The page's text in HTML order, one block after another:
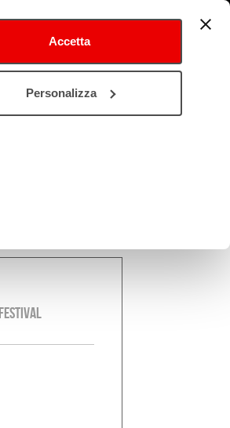
Accetta
Personalizza
Cultura estero
festival